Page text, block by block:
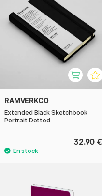
RAMVERKCO
Extended Black Sketchbook
Portrait Dotted
32.90 €